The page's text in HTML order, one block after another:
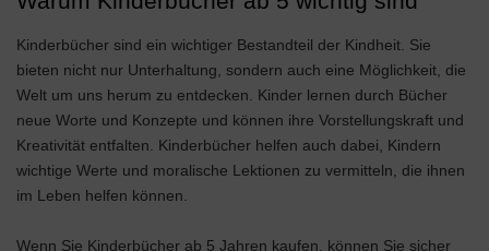
Kinderbücher sind ein wichtiger Bestandteil der Kindheit. Sie
bieten nicht nur Unterhaltung, sondern auch eine Möglichkeit, die
Welt um uns herum zu entdecken. Kinder lernen durch Bücher
neue Worte und Konzepte und können ihre Vorstellungskraft und
Kreativität entfalten. Kinderbücher helfen auch dabei, Kindern
wichtige Werte und moralische Lektionen zu vermitteln, die ihnen
im Leben helfen können.
Wenn Sie Kinderbücher ab 5 Jahren kaufen, können Sie sicher